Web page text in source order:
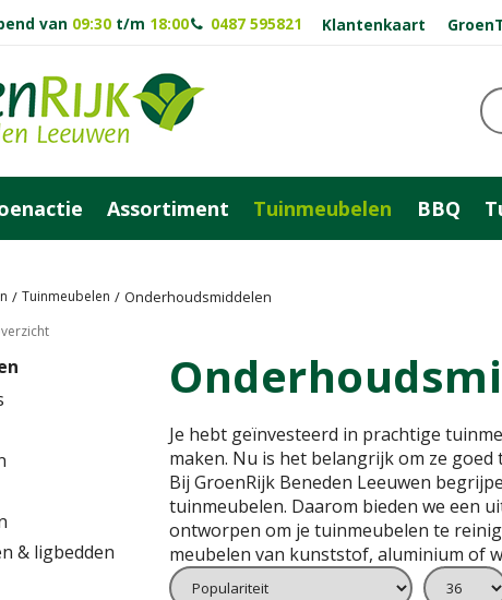
Tuinmeubelen Onderhoudsmiddelen
van 09:30 t/m 18:00 0487 595821 Klantenkaart
Assortiment Tuinmeubelen BBQ
Je hebt geïnvesteerd in prachtige
maken. Nu is het belangrijk om ze
Bij GroenRijk Beneden Leeuwen
tuinmeubelen. Daarom bieden we een
ontworpen om je tuinmeubelen te
meubelen van kunststof, aluminium of
& ligbedden